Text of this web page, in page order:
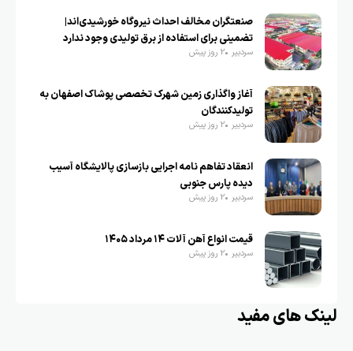
صنعتگران مخالف احداث نیروگاه خورشیدی‌اند|
تضمینی برای استفاده از برق تولیدی وجود ندارد
سردبیر 2 روز پیش
آغاز واگذاری زمین شهرک تخصصی پوشاک اصفهان به
تولیدکنندگان
سردبیر 2 روز پیش
انعقاد تفاهم نامه اجرایی بازسازی پالایشگاه آسیب
دیده پارس جنوبی
سردبیر 2 روز پیش
قیمت انواع آهن آلات ۱۴ مرداد ۱۴۰۵
سردبیر 2 روز پیش
لینک های مفید